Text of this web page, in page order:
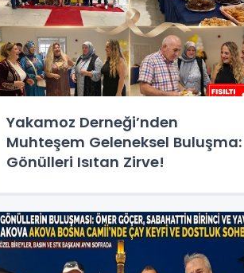
Yakamoz Derneği’nden
Muhteşem Geleneksel Buluşma:
Gönülleri Isıtan Zirve!